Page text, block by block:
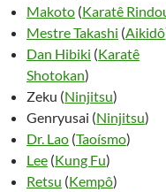
Makoto (Karatê
Mestre Takashi (Aikidô
Dan Hibiki (Karatê
Shotokan)
Zeku (Ninjitsu)
Genryusai (Ninjitsu)
Dr. Lao (Taoísmo)
Lee (Kung Fu)
Retsu (Kempô)